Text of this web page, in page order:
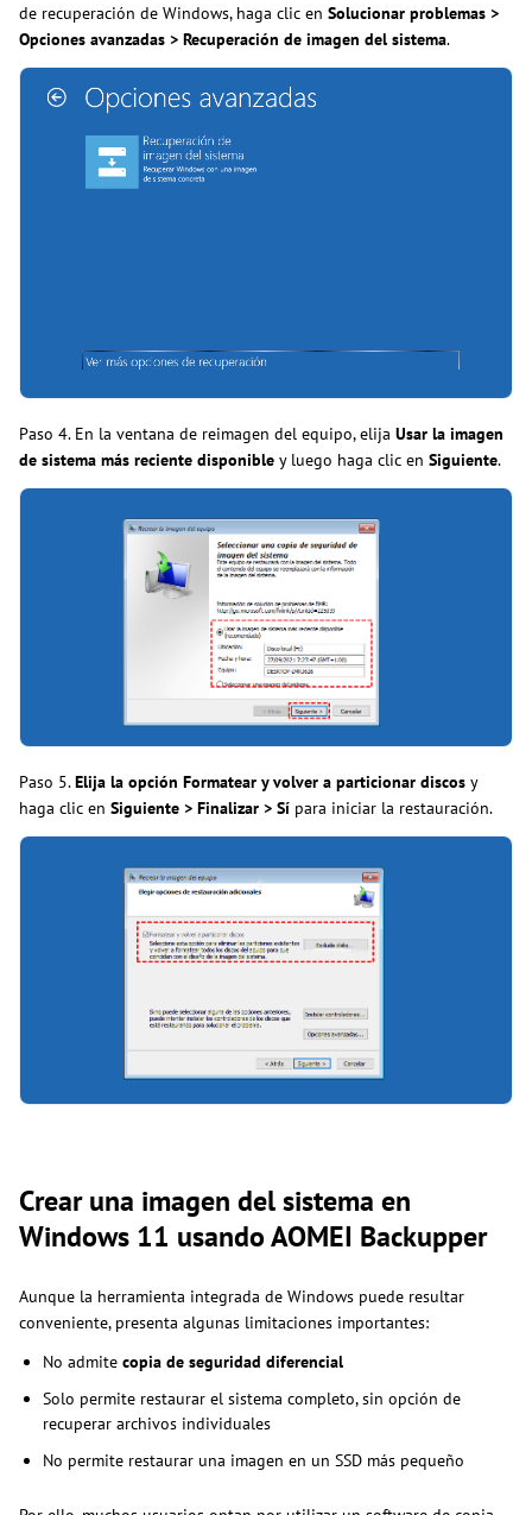
de recuperación de Windows, haga clic en Solucionar problemas >
Opciones avanzadas > Recuperación de imagen del sistema.
Paso 4. En la ventana de reimagen del equipo, elija Usar la imagen
de sistema más reciente disponible y luego haga clic en Siguiente.
Paso 5.Elija la opción Formatear y volver a particionar discos y
haga clic en Siguiente > Finalizar > Sí para iniciar la restauración.
Crear una imagen del sistema en
Windows 11 usando AOMEI Backupper
Aunque la herramienta integrada de Windows puede resultar
conveniente, presenta algunas limitaciones importantes:
No admite copia de seguridad diferencial
Solo permite restaurar el sistema completo, sin opción de
recuperar archivos individuales
No permite restaurar una imagen en un SSD más pequeño